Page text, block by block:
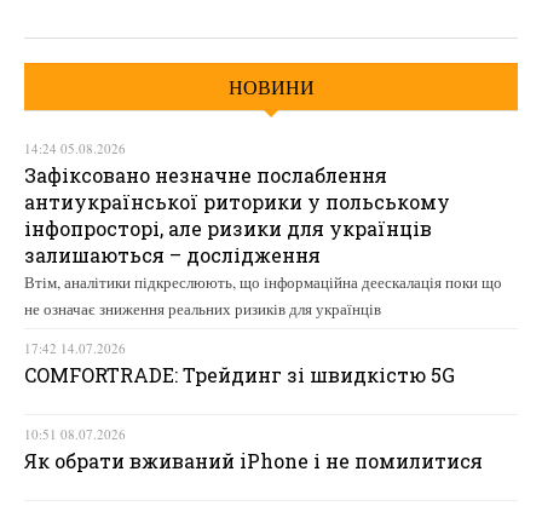
НОВИНИ
14:24 05.08.2026
Зафіксовано незначне послаблення
антиукраїнської риторики у польському
інфопросторі, але ризики для українців
залишаються – дослідження
Втім, аналітики підкреслюють, що інформаційна деескалація поки що
не означає зниження реальних ризиків для українців
17:42 14.07.2026
COMFORTRADE: Трейдинг зі швидкістю 5G
10:51 08.07.2026
Як обрати вживаний iPhone і не помилитися